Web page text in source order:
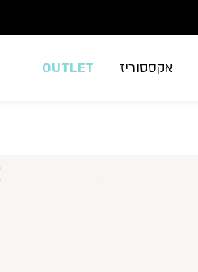
אקססוריז OUTLET